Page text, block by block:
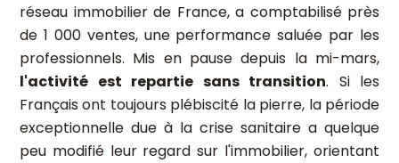
réseau immobilier de France, a comptabilisé près
de 1 000 ventes, une performance saluée par les
professionnels. Mis en pause depuis la mi-mars,
l'activité est repartie sans transition. Si les
Français ont toujours plébiscité la pierre, la période
exceptionnelle due à la crise sanitaire a quelque
peu modifié leur regard sur l'immobilier, orientant